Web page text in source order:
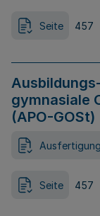
Seite 457
gymnasiale
(APO-GOSt)
Seite 457